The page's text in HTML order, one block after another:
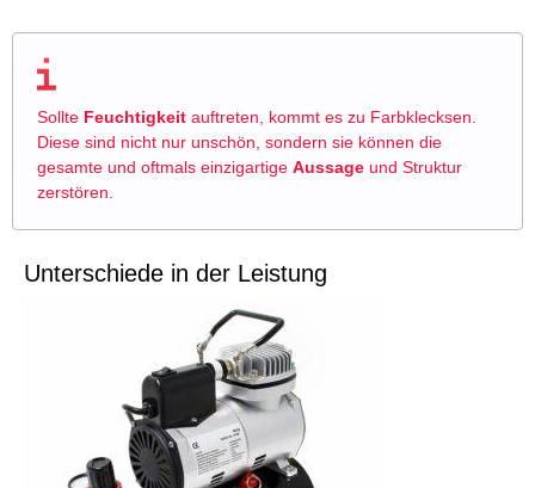
Sollte Feuchtigkeit auftreten, kommt es zu Farbklecksen.
Diese sind nicht nur unschön, sondern sie können die
gesamte und oftmals einzigartige Aussage und Struktur
zerstören.
Unterschiede in der Leistung